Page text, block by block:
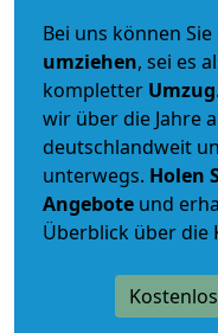
Bei uns können Sie
umziehen, sei es
kompletter Umzug
wir über die Jahre
deutschlandweit
unterwegs. Holen
Angebote und
Überblick über die